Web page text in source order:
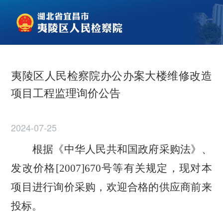
夷陵区人民检察院办公办案大楼维修改造
项目工程监理询价公告
2024-07-25
根据《中华人民共和国政府采购法》、
发改价格[2007]670号等有关规定，现对本
项目进行询价采购，欢迎合格的供应商前来
投标。